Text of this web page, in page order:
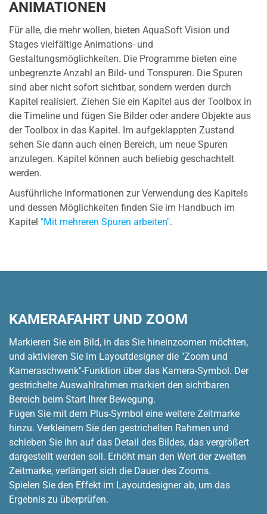
ANIMATIONEN
Für alle, die mehr wollen, bieten AquaSoft Vision und
Stages vielfältige Animations- und
Gestaltungsmöglichkeiten. Die Programme bieten eine
unbegrenzte Anzahl an Bild- und Tonspuren. Die Spuren
sind aber nicht sofort sichtbar, sondern werden durch
Kapitel realisiert. Ziehen Sie ein Kapitel aus der Toolbox in
die Timeline und fügen Sie Bilder oder andere Objekte aus
der Toolbox in das Kapitel. Im aufgeklappten Zustand
sehen Sie dann auch einen Bereich, um neue Spuren
anzulegen. Kapitel können auch beliebig geschachtelt
werden.
Ausführliche Informationen zur Verwendung des Kapitels
und dessen Möglichkeiten finden Sie im Handbuch im
Kapitel "Mit mehreren Spuren arbeiten".
KAMERAFAHRT UND ZOOM
Markieren Sie ein Bild, in das Sie hineinzoomen möchten,
und aktivieren Sie im Layoutdesigner die "Zoom und
Kameraschwenk"-Funktion über das Kamera-Symbol. Der
gestrichelte Auswahlrahmen markiert den sichtbaren
Bereich beim Start Ihrer Bewegung.
Fügen Sie mit dem Plus-Symbol eine weitere Zeitmarke
hinzu. Verkleinern Sie den gestrichelten Rahmen und
schieben Sie ihn auf das Detail des Bildes, das vergrößert
dargestellt werden soll. Erhöht man den Wert der zweiten
Zeitmarke, verlängert sich die Dauer des Zooms.
Spielen Sie den Effekt im Layoutdesigner ab, um das
Ergebnis zu überprüfen.